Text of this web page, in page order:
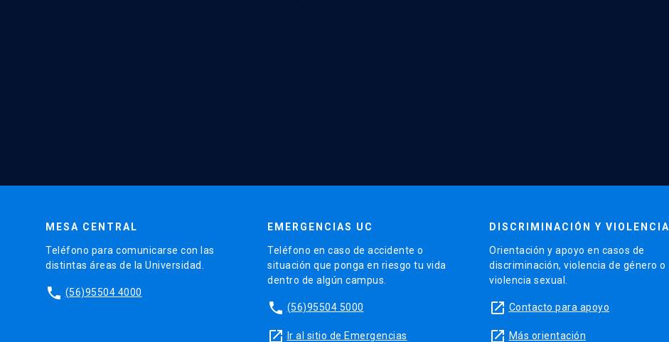
MESA CENTRAL
Teléfono para comunicarse con las
distintas áreas de la Universidad.
phone (56)95504 4000
EMERGENCIAS UC
Teléfono en caso de accidente o
situación que ponga en riesgo tu vida
dentro de algún campus.
phone (56)95504 5000
launch Ir al sitio de Emergencias
DISCRIMINACIÓN Y VIOLENCIA
Orientación y apoyo en casos de
discriminación, violencia de género o
violencia sexual.
launch Contacto para apoyo
launch Más orientación